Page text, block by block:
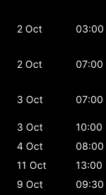
2 Oct 03:00
2 Oct 07:00
3 Oct 07:00
3 Oct
10:00
4 Oct
08:00
11 Oct
13:00
9 Oct
09:30